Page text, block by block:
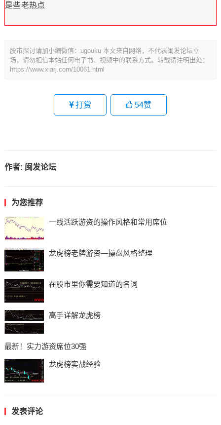
是些老热点
股市探讨请加小编微信：ugouku 本文来自网络，不代表闽发论坛立
场，请勿相信本站任何电子书、视频中的联系方式。转载请注明出处：
https://www.xiarj.com/10061.html
打赏 54赞
作者: 闽发论坛
为您推荐
一线活跃游资的操作风格和常用席位
龙虎榜老牌游资—操盘风格整理
在股市里你需要知道的名词
高手详解龙虎榜
最新！实力游资席位30强
龙虎榜实战经验
发表评论